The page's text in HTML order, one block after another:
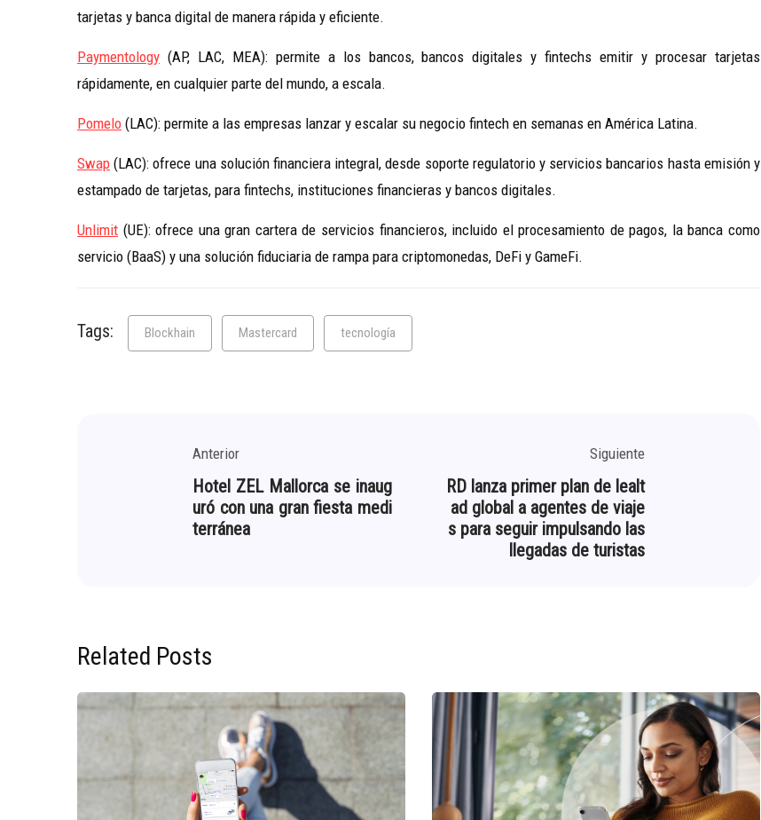
tarjetas y banca digital de manera rápida y eficiente.
Paymentology (AP, LAC, MEA): permite a los bancos, bancos digitales y fintechs emitir y procesar tarjetas
rápidamente, en cualquier parte del mundo, a escala.
Pomelo (LAC): permite a las empresas lanzar y escalar su negocio fintech en semanas en América Latina.
Swap (LAC): ofrece una solución financiera integral, desde soporte regulatorio y servicios bancarios hasta emisión y
estampado de tarjetas, para fintechs, instituciones financieras y bancos digitales.
Unlimit (UE): ofrece una gran cartera de servicios financieros, incluido el procesamiento de pagos, la banca como
servicio (BaaS) y una solución fiduciaria de rampa para criptomonedas, DeFi y GameFi.
Tags: Blockhain Mastercard tecnología
Anterior
Hotel ZEL Mallorca se inaug
uró con una gran fiesta medi
terránea
Siguiente
RD lanza primer plan de lealt
ad global a agentes de viaje
s para seguir impulsando las
llegadas de turistas
Related Posts